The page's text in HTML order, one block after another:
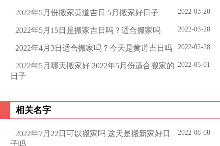
2022-03-20
2022年5月份搬家黄道吉日 5月搬家好日子
2022-03-28
2022年5月15日是搬家吉日吗？适合搬家吗
2022-02-28
2022年4月3日适合搬家吗？今天是黄道吉日吗
2022-05-01
2022年5月哪天搬家好 2022年5月份适合搬家的
日子
相关名字
2022-08-08
2022年7月22日可以搬家吗 这天是搬新家好日
子吗